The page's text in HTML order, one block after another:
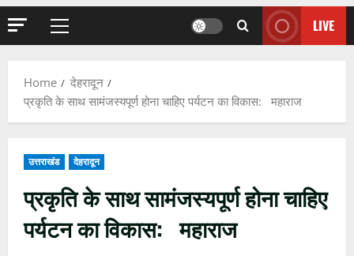
Primary
LIVE
Home
देहरादून
प्रकृति के साथ सामंजस्यपूर्ण होना चाहिए पर्यटन का विकास: महाराज
उत्तराखंड देहरादून
प्रकृति के साथ सामंजस्यपूर्ण होना चाहिए
पर्यटन का विकास: महाराज